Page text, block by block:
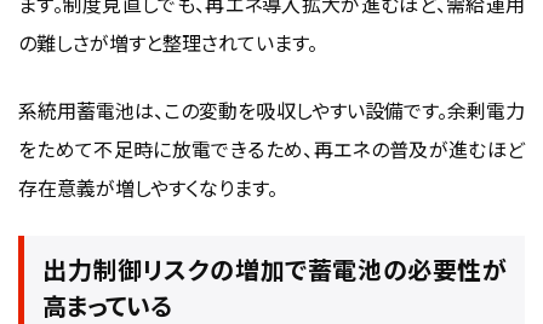
の難しさが増すと整理されています。
系統用蓄電池は、この変動を吸収しやすい設備です。余剰電力
をためて不足時に放電できるため、再エネの普及が進むほど
存在意義が増しやすくなります。
出力制御リスクの増加で蓄電池の必要性が
高まっている